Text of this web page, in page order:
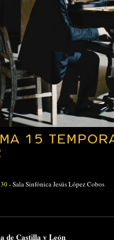
15
-Sala Sinfónica Jesús López Cobos
de Castilla y León